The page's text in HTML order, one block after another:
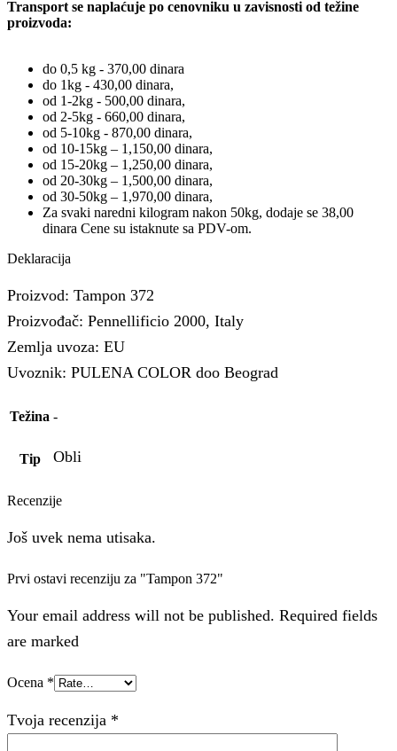
Transport se naplaćuje po cenovniku u zavisnosti od težine
proizvoda:
do 0,5 kg - 370,00 dinara
do 1kg - 430,00 dinara,
od 1-2kg - 500,00 dinara,
od 2-5kg - 660,00 dinara,
od 5-10kg - 870,00 dinara,
od 10-15kg – 1,150,00 dinara,
od 15-20kg – 1,250,00 dinara,
od 20-30kg – 1,500,00 dinara,
od 30-50kg – 1,970,00 dinara,
Za svaki naredni kilogram nakon 50kg, dodaje se 38,00
dinara Cene su istaknute sa PDV-om.
Deklaracija
Proizvod: Tampon 372
Proizvođač: Pennellificio 2000, Italy
Zemlja uvoza: EU
Uvoznik: PULENA COLOR doo Beograd
Težina -
Tip Obli
Recenzije
Još uvek nema utisaka.
Prvi ostavi recenziju za "Tampon 372"
Your email address will not be published. Required fields
are marked
Ocena *
Tvoja recenzija *